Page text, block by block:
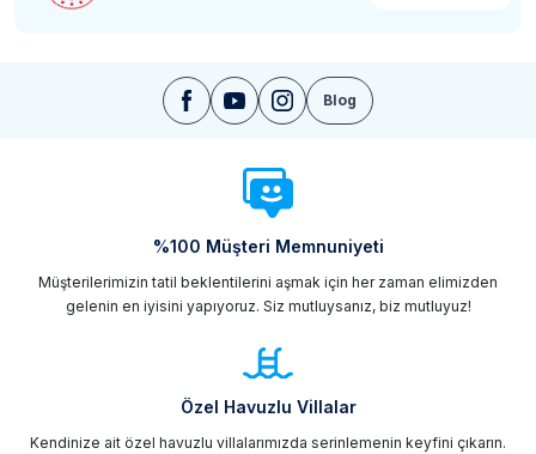
Blog
%100 Müşteri Memnuniyeti
Müşterilerimizin tatil beklentilerini aşmak için her zaman elimizden
gelenin en iyisini yapıyoruz. Siz mutluysanız, biz mutluyuz!
Özel Havuzlu Villalar
Kendinize ait özel havuzlu villalarımızda serinlemenin keyfini çıkarın.